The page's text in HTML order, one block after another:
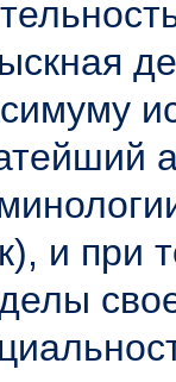
и при